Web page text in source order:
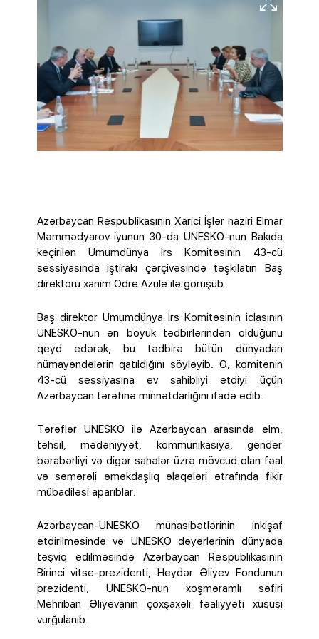
Azərbaycan Respublikasının Xarici İşlər naziri Elmar
Məmmədyarov iyunun 30-da UNESKO-nun Bakıda
keçirilən Ümumdünya İrs Komitəsinin 43-cü
sessiyasında iştirakı çərçivəsində təşkilatın Baş
direktoru xanım Odre Azule ilə görüşüb.
Baş direktor Ümumdünya İrs Komitəsinin iclasının
UNESKO-nun ən böyük tədbirlərindən olduğunu
qeyd edərək, bu tədbirə bütün dünyadan
nümayəndələrin qatıldığını söyləyib. O, komitənin
43-cü sessiyasına ev sahibliyi etdiyi üçün
Azərbaycan tərəfinə minnətdarlığını ifadə edib.
Tərəflər UNESKO ilə Azərbaycan arasında elm,
təhsil, mədəniyyət, kommunikasiya, gender
bərabərliyi və digər sahələr üzrə mövcud olan fəal
və səmərəli əməkdaşlıq əlaqələri ətrafında fikir
mübadiləsi aparıblar.
Azərbaycan-UNESKO münasibətlərinin inkişaf
etdirilməsində və UNESKO dəyərlərinin dünyada
təşviq edilməsində Azərbaycan Respublikasının
Birinci vitse-prezidenti, Heydər Əliyev Fondunun
prezidenti, UNESKO-nun xoşməramlı səfiri
Mehriban Əliyevanın çoxşaxəli fəaliyyəti xüsusi
vurğulanıb.